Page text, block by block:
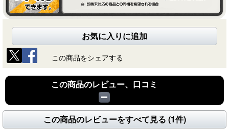
お気に入りに追加
この商品をシェアする
この商品のレビュー、口コミ
この商品のレビューをすべて見る (1件)